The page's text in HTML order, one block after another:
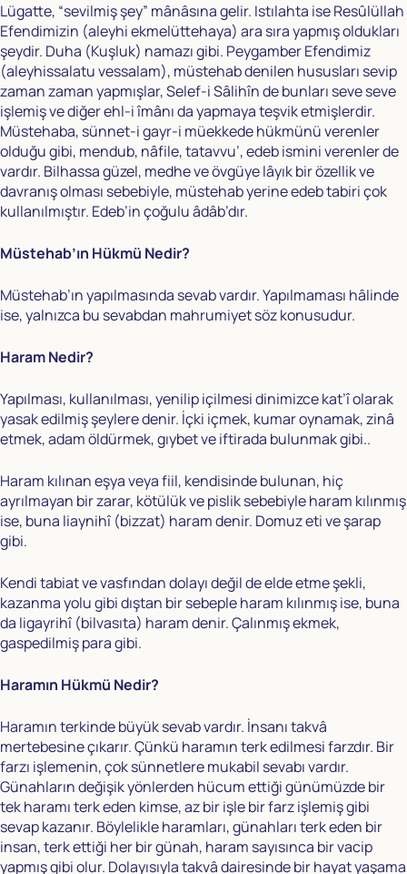
Lügatte, “sevilmiş şey” mânâsına gelir. Istılahta ise Resûlüllah
Efendimizin (aleyhi ekmelüttehaya) ara sıra yapmış oldukları
şeydir. Duha (Kuşluk) namazı gibi. Peygamber Efendimiz
(aleyhissalatu vessalam), müstehab denilen hususları sevip
zaman zaman yapmışlar, Selef-i Sâlihîn de bunları seve seve
işlemiş ve diğer ehl-i îmânı da yapmaya teşvik etmişlerdir.
Müstehaba, sünnet-i gayr-i müekkede hükmünü verenler
olduğu gibi, mendub, nâfile, tatavvu’, edeb ismini verenler de
vardır. Bilhassa güzel, medhe ve övgüye lâyık bir özellik ve
davranış olması sebebiyle, müstehab yerine edeb tabiri çok
kullanılmıştır. Edeb’in çoğulu âdâb’dır.
Müstehab’ın Hükmü Nedir?
Müstehab’ın yapılmasında sevab vardır. Yapılmaması hâlinde
ise, yalnızca bu sevabdan mahrumiyet söz konusudur.
Haram Nedir?
Yapılması, kullanılması, yenilip içilmesi dinimizce kat’î olarak
yasak edilmiş şeylere denir. İçki içmek, kumar oynamak, zinâ
etmek, adam öldürmek, gıybet ve iftirada bulunmak gibi..
Haram kılınan eşya veya fiil, kendisinde bulunan, hiç
ayrılmayan bir zarar, kötülük ve pislik sebebiyle haram kılınmış
ise, buna liaynihî (bizzat) haram denir. Domuz eti ve şarap
gibi.
Kendi tabiat ve vasfından dolayı değil de elde etme şekli,
kazanma yolu gibi dıştan bir sebeple haram kılınmış ise, buna
da ligayrihî (bilvasıta) haram denir. Çalınmış ekmek,
gaspedilmiş para gibi.
Haramın Hükmü Nedir?
Haramın terkinde büyük sevab vardır. İnsanı takvâ
mertebesine çıkarır. Çünkü haramın terk edilmesi farzdır. Bir
farzı işlemenin, çok sünnetlere mukabil sevabı vardır.
Günahların değişik yönlerden hücum ettiği günümüzde bir
tek haramı terk eden kimse, az bir işle bir farz işlemiş gibi
sevap kazanır. Böylelikle haramları, günahları terk eden bir
insan, terk ettiği her bir günah, haram sayısınca bir vacip
yapmış gibi olur. Dolayısıyla takvâ dairesinde bir hayat yaşama